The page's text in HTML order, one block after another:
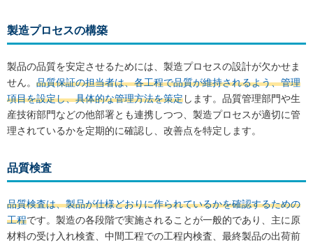
製造プロセスの構築
製品の品質を安定させるためには、製造プロセスの設計が欠かせま
せん。 品質保証の担当者は、各工程で品質が維持されるよう、管理
項目を設定し、具体的な管理方法を策定します。品質管理部門や生
産技術部門などの他部署とも連携しつつ、製造プロセスが適切に管
理されているかを定期的に確認し、改善点を特定します。
品質検査
品質検査は、製品が仕様どおりに作られているかを確認するための
工程です。製造の各段階で実施されることが一般的であり、主に原
材料の受け入れ検査、中間工程での工程内検査、最終製品の出荷前